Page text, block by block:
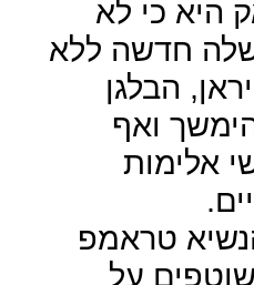
היא כי לא
חדשה ללא
הבלגן
ואף
אלימות
טראמפ
על